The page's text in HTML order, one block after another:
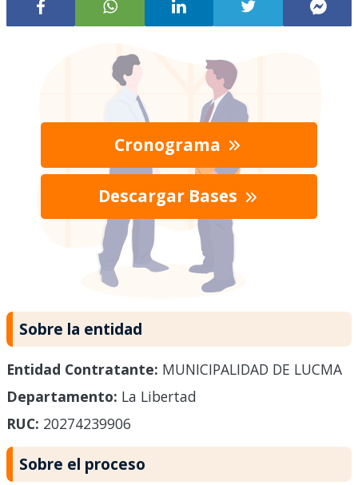
Cronograma
Descargar Bases
Sobre la entidad
Entidad Contratante: MUNICIPALIDAD DE LUCMA
Departamento: La Libertad
RUC: 20274239906
Sobre el proceso